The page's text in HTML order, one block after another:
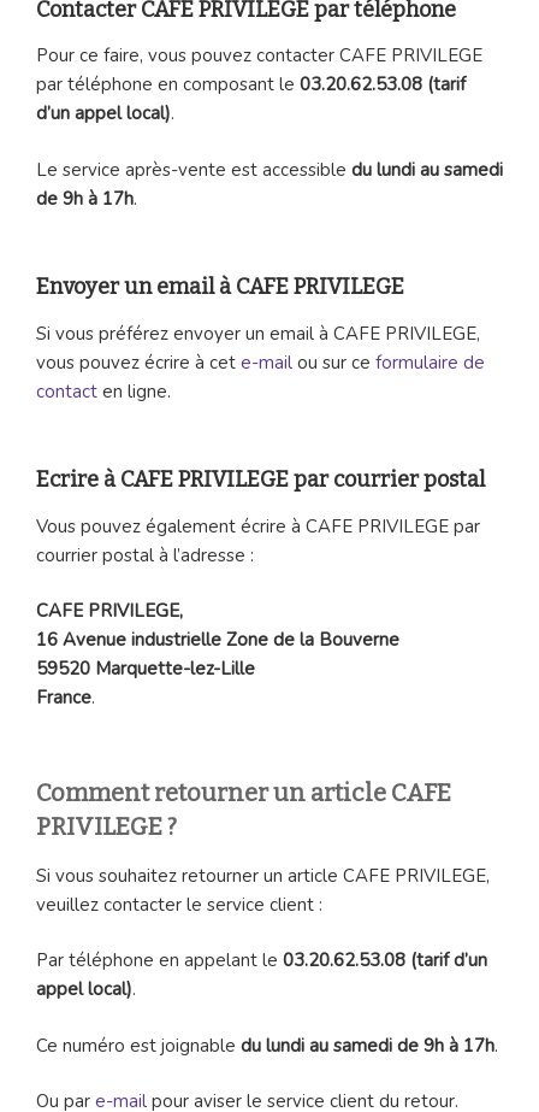
Contacter CAFE PRIVILEGE par téléphone
Pour ce faire, vous pouvez contacter CAFE PRIVILEGE
par téléphone en composant le 03.20.62.53.08 (tarif
d’un appel local).
Le service après-vente est accessible du lundi au samedi
de 9h à 17h.
Envoyer un email à CAFE PRIVILEGE
Si vous préférez envoyer un email à CAFE PRIVILEGE,
vous pouvez écrire à cet e-mail ou sur ce formulaire de
contact en ligne.
Ecrire à CAFE PRIVILEGE par courrier postal
Vous pouvez également écrire à CAFE PRIVILEGE par
courrier postal à l’adresse :
CAFE PRIVILEGE,
16 Avenue industrielle Zone de la Bouverne
59520 Marquette-lez-Lille
France.
Comment retourner un article CAFE
PRIVILEGE ?
Si vous souhaitez retourner un article CAFE PRIVILEGE,
veuillez contacter le service client :
Par téléphone en appelant le 03.20.62.53.08 (tarif d’un
appel local).
Ce numéro est joignable du lundi au samedi de 9h à 17h.
Ou par e-mail pour aviser le service client du retour.